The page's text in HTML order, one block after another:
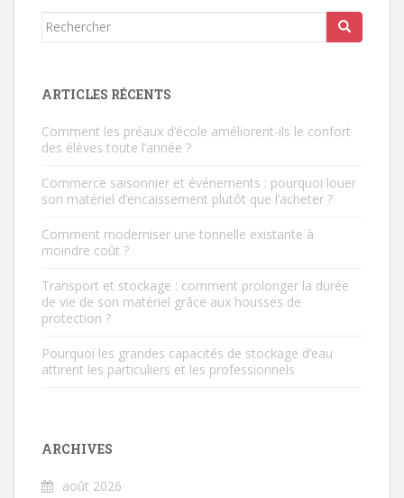
Rechercher...
ARTICLES RÉCENTS
Comment les préaux d’école améliorent-ils le confort
des élèves toute l’année ?
Commerce saisonnier et événements : pourquoi louer
son matériel d’encaissement plutôt que l’acheter ?
Comment moderniser une tonnelle existante à
moindre coût ?
Transport et stockage : comment prolonger la durée
de vie de son matériel grâce aux housses de
protection ?
Pourquoi les grandes capacités de stockage d’eau
attirent les particuliers et les professionnels
ARCHIVES
août 2026